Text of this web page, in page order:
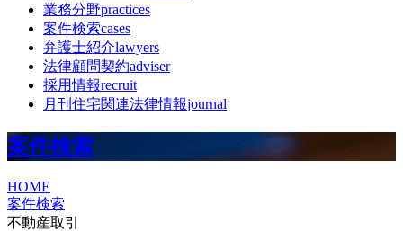
業務分野practices
案件検索cases
弁護士紹介lawyers
法律顧問契約adviser
採用情報recruit
月刊住宅関連法律情報journal
案件検索
HOME
案件検索
不動産取引